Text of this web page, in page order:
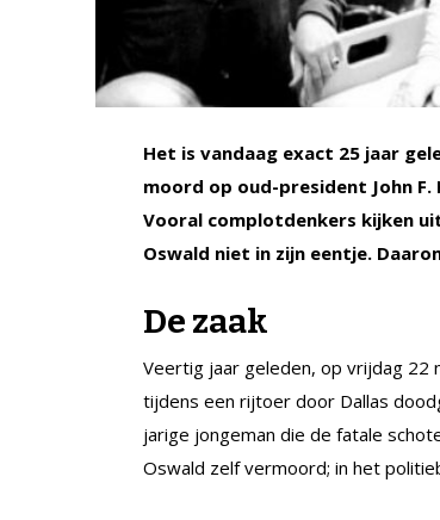
Het is vandaag exact 25 jaar
moord op oud-president John F.
Vooral complotdenkers kijken
Oswald niet in zijn eentje.
De zaak
Veertig jaar geleden, op vrijdag 22
tijdens een rijtoer door Dallas
jarige jongeman die de fatale
Oswald zelf vermoord; in het